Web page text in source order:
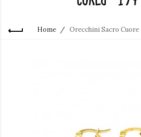
Home Orecchini Sacro Cuore